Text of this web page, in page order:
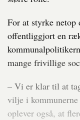
For at styrke
offentliggjort en
mange frivillige
– Vi er klar til at
vilje i
oplever også, at